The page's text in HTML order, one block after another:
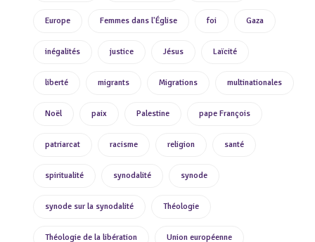
Europe Femmes dans l'Église foi Gaza
inégalités justice Jésus Laïcité
liberté migrants Migrations multinationales
Noël paix Palestine pape François
patriarcat racisme religion santé
spiritualité synodalité synode
synode sur la synodalité Théologie
Théologie de la libération Union européenne